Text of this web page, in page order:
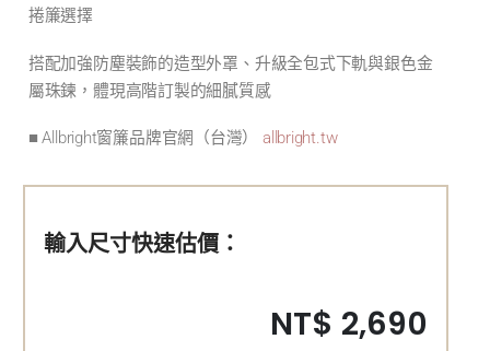
捲簾選擇
搭配加強防塵裝飾的造型外罩、升級全包式下軌與銀色金
屬珠鍊，體現高階訂製的細膩質感
■ Allbright窗簾品牌官網（台灣）allbright.tw
輸入尺寸快速估價：
NT$ 2,690